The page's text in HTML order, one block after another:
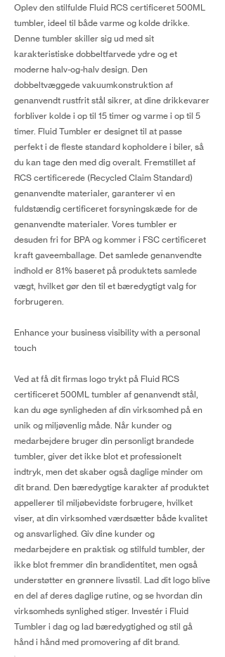
Oplev den stilfulde Fluid RCS certificeret 500ML
tumbler, ideel til både varme og kolde drikke.
Denne tumbler skiller sig ud med sit
karakteristiske dobbeltfarvede ydre og et
moderne halv-og-halv design. Den
dobbeltvæggede vakuumkonstruktion af
genanvendt rustfrit stål sikrer, at dine drikkevarer
forbliver kolde i op til 15 timer og varme i op til 5
timer. Fluid Tumbler er designet til at passe
perfekt i de fleste standard kopholdere i biler, så
du kan tage den med dig overalt. Fremstillet af
RCS certificerede (Recycled Claim Standard)
genanvendte materialer, garanterer vi en
fuldstændig certificeret forsyningskæde for de
genanvendte materialer. Vores tumbler er
desuden fri for BPA og kommer i FSC certificeret
kraft gaveemballage. Det samlede genanvendte
indhold er 81% baseret på produktets samlede
vægt, hvilket gør den til et bæredygtigt valg for
forbrugeren.
Enhance your business visibility with a personal
touch
Ved at få dit firmas logo trykt på Fluid RCS
certificeret 500ML tumbler af genanvendt stål,
kan du øge synligheden af din virksomhed på en
unik og miljøvenlig måde. Når kunder og
medarbejdere bruger din personligt brandede
tumbler, giver det ikke blot et professionelt
indtryk, men det skaber også daglige minder om
dit brand. Den bæredygtige karakter af produktet
appellerer til miljøbevidste forbrugere, hvilket
viser, at din virksomhed værdsætter både kvalitet
og ansvarlighed. Giv dine kunder og
medarbejdere en praktisk og stilfuld tumbler, der
ikke blot fremmer din brandidentitet, men også
understøtter en grønnere livsstil. Lad dit logo blive
en del af deres daglige rutine, og se hvordan din
virksomheds synlighed stiger. Investér i Fluid
Tumbler i dag og lad bæredygtighed og stil gå
hånd i hånd med promovering af dit brand.